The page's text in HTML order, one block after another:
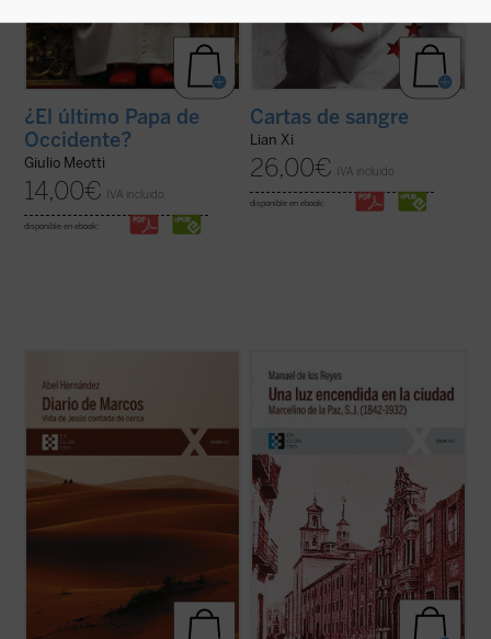
¿El último Papa de
Occidente?
Giulio Meotti
14,00€ IVA incluido
disponible en ebook:
Cartas de sangre
Lian Xi
26,00€ IVA incluido
disponible en ebook:
maestría como cronista para dar color y
vida a la historia de Jesús de Nazaret, que
es «contada de cerca» por un aún joven e
inexperto evangelista Marcos, a quien
Jesús le encarga, nada más conocerle ...
(ver ficha)
ingresó en el noviciado de la Compañía de
Jesús. Docente, predicador, misionero,
confesor e impulsor de obras sociales, su
implicación en el ministerio del ...
(ver ficha)